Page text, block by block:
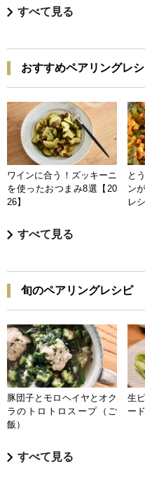
すべて見る
おすすめペアリングレ
ワインに合う！ズッキーニ
を使ったおつまみ8選【20
26】
と
ン
レ
すべて見る
旬のペアリングレシピ
豚団子とモロヘイヤとオク
ラのトロトロスープ（ご
飯）
生
ード
すべて見る